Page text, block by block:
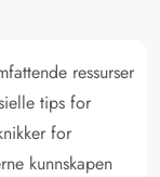
ressurser
tips for
for
kunnskapen